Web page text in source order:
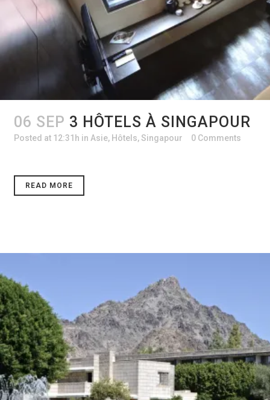
06 SEP 3 HÔTELS À SINGAPOUR
Posted at 12:31h in Asie, Hôtels,Singapour 0 Comments
READ MORE